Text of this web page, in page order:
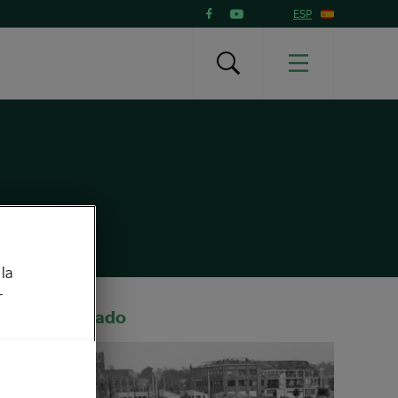
ESP
Recomendado